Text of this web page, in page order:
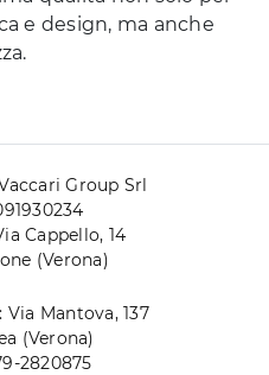
e design, ma anche
Group Srl
Cappello, 14
(Verona)
Mantova, 137
(Verona)
2820875